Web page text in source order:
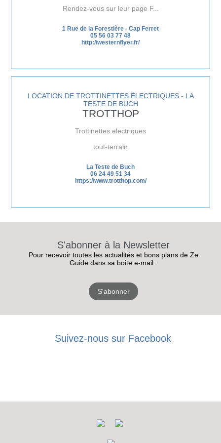
Rendez-vous sur leur page F...
1 Rue de la Forestière - Cap Ferret
05 56 03 77 48
http://westernflyer.fr/
LOCATION DE TROTTINETTES ÉLECTRIQUES - LA
TESTE DE BUCH
TROTTHOP
Trottinettes electriques
tout-terrain
La Teste de Buch
06 24 49 51 34
https://www.trotthop.com/
S'abonner à la Newsletter
Pour recevoir toutes les actualités et bons plans de Ze
Guide dans sa boite e-mail :
S'abonner
Suivez-nous sur Facebook